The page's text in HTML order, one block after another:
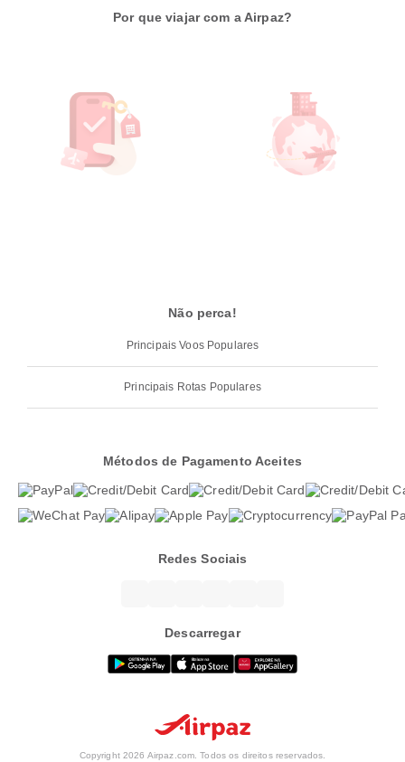
Por que viajar com a Airpaz?
Não perca!
Principais Voos Populares
Principais Rotas Populares
Métodos de Pagamento Aceites
Redes Sociais
Descarregar
Copyright 2026 Airpaz.com. Todos os direitos reservados.